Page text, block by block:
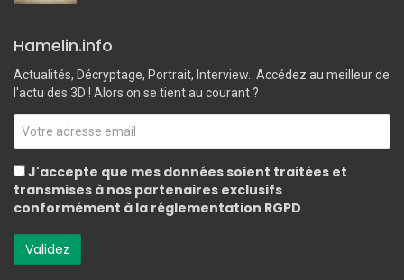
Hamelin.info
Actualités, Décryptage, Portrait, Interview.. Accédez au meilleur de
l'actu des 3D ! Alors on se tient au courant ?
J'accepte que mes données soient traitées et
transmises à nos partenaires exclusifs
conformément à la réglementation RGPD